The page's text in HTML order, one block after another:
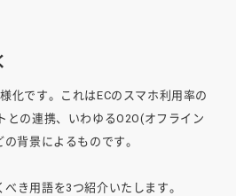
化です。これはECのスマホ利用率の
との連携、いわゆるO2O(オフライン
背景によるものです。
き用語を3つ紹介いたします。